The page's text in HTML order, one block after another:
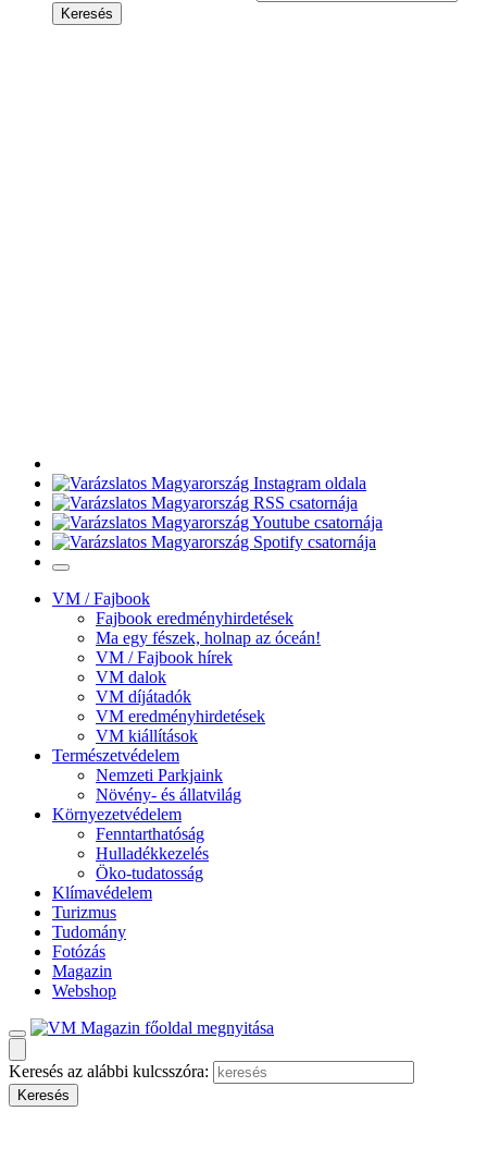
VM / Fajbook
Fajbook eredményhirdetések
Ma egy fészek, holnap az óceán!
VM / Fajbook hírek
VM dalok
VM díjátadók
VM eredményhirdetések
VM kiállítások
Természetvédelem
Nemzeti Parkjaink
Növény- és állatvilág
Környezetvédelem
Fenntarthatóság
Hulladékkezelés
Öko-tudatosság
Klímavédelem
Turizmus
Tudomány
Fotózás
Magazin
Webshop
Keresés az alábbi kulcsszóra: